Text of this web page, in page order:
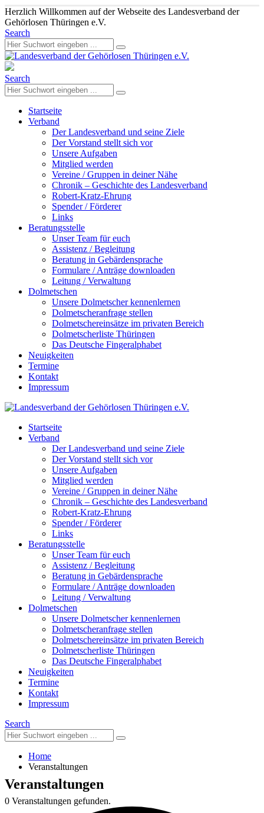
Herzlich Willkommen auf der Webseite des Landesverband der
Gehörlosen Thüringen e.V.
Search
Search
Startseite
Verband
Der Landesverband und seine Ziele
Der Vorstand stellt sich vor
Unsere Aufgaben
Mitglied werden
Vereine / Gruppen in deiner Nähe
Chronik – Geschichte des Landesverband
Robert-Kratz-Ehrung
Spender / Förderer
Links
Beratungsstelle
Unser Team für euch
Assistenz / Begleitung
Beratung in Gebärdensprache
Formulare / Anträge downloaden
Leitung / Verwaltung
Dolmetschen
Unsere Dolmetscher kennenlernen
Dolmetscheranfrage stellen
Dolmetschereinsätze im privaten Bereich
Dolmetscherliste Thüringen
Das Deutsche Fingeralphabet
Neuigkeiten
Termine
Kontakt
Impressum
Startseite
Verband
Der Landesverband und seine Ziele
Der Vorstand stellt sich vor
Unsere Aufgaben
Mitglied werden
Vereine / Gruppen in deiner Nähe
Chronik – Geschichte des Landesverband
Robert-Kratz-Ehrung
Spender / Förderer
Links
Beratungsstelle
Unser Team für euch
Assistenz / Begleitung
Beratung in Gebärdensprache
Formulare / Anträge downloaden
Leitung / Verwaltung
Dolmetschen
Unsere Dolmetscher kennenlernen
Dolmetscheranfrage stellen
Dolmetschereinsätze im privaten Bereich
Dolmetscherliste Thüringen
Das Deutsche Fingeralphabet
Neuigkeiten
Termine
Kontakt
Impressum
Search
Home
Veranstaltungen
Veranstaltungen
0 Veranstaltungen gefunden.